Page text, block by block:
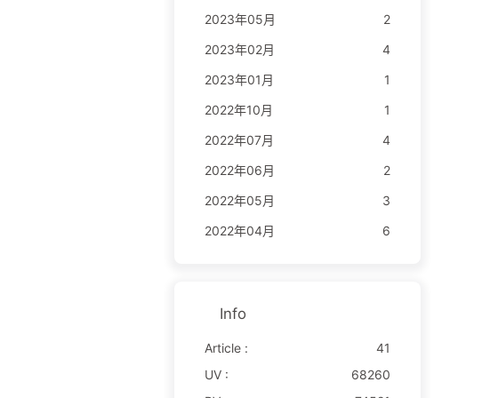
2023年05月
2
2023年02月
4
2023年01月
1
2022年10月
1
2022年07月
4
2022年06月
2
2022年05月
3
2022年04月
6
Info
Article :
41
UV :
68260